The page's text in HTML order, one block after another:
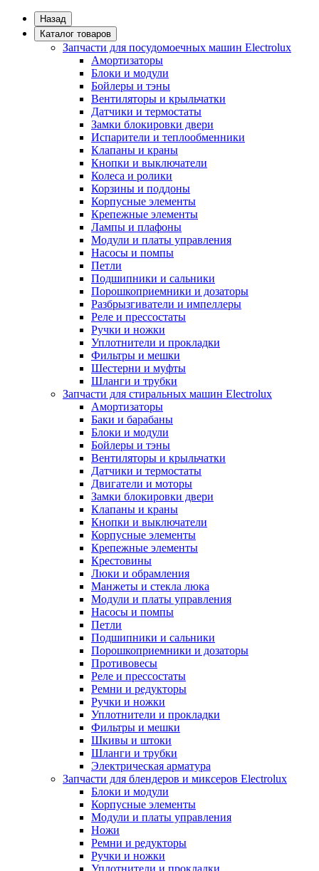
Назад
Каталог товаров
Запчасти для посудомоечных машин Electrolux
Амортизаторы
Блоки и модули
Бойлеры и тэны
Вентиляторы и крыльчатки
Датчики и термостаты
Замки блокировки двери
Испарители и теплообменники
Клапаны и краны
Кнопки и выключатели
Колеса и ролики
Корзины и поддоны
Корпусные элементы
Крепежные элементы
Лампы и плафоны
Модули и платы управления
Насосы и помпы
Петли
Подшипники и сальники
Порошкоприемники и дозаторы
Разбрызгиватели и импеллеры
Реле и прессостаты
Ручки и ножки
Уплотнители и прокладки
Фильтры и мешки
Шестерни и муфты
Шланги и трубки
Запчасти для стиральных машин Electrolux
Амортизаторы
Баки и барабаны
Блоки и модули
Бойлеры и тэны
Вентиляторы и крыльчатки
Датчики и термостаты
Двигатели и моторы
Замки блокировки двери
Клапаны и краны
Кнопки и выключатели
Корпусные элементы
Крепежные элементы
Крестовины
Люки и обрамления
Манжеты и стекла люка
Модули и платы управления
Насосы и помпы
Петли
Подшипники и сальники
Порошкоприемники и дозаторы
Противовесы
Реле и прессостаты
Ремни и редукторы
Ручки и ножки
Уплотнители и прокладки
Фильтры и мешки
Шкивы и штоки
Шланги и трубки
Электрическая арматура
Запчасти для блендеров и миксеров Electrolux
Блоки и модули
Корпусные элементы
Модули и платы управления
Ножи
Ремни и редукторы
Ручки и ножки
Уплотнители и прокладки